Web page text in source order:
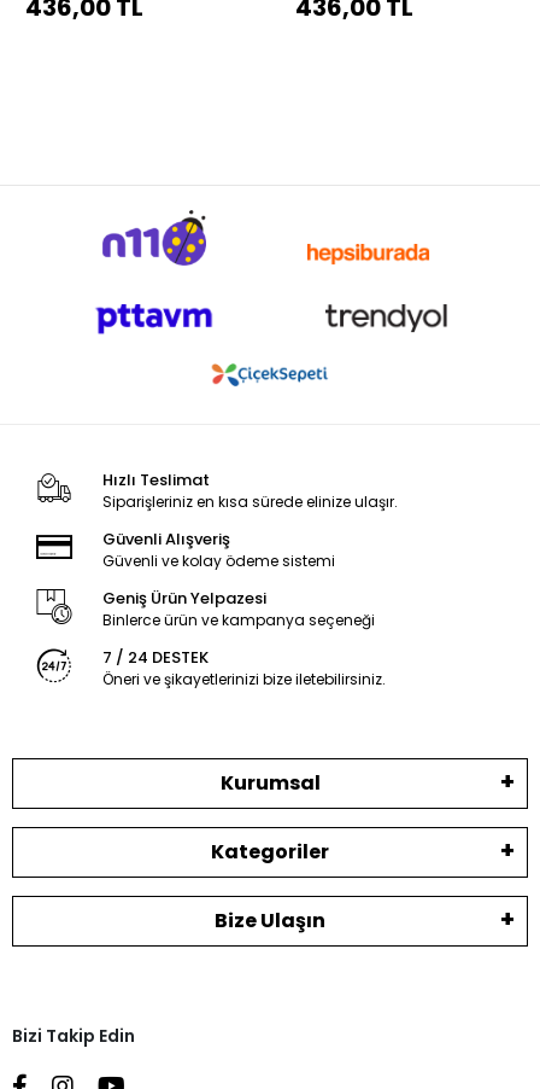
436,00 TL 436,00 TL
Hızlı Teslimat
Siparişleriniz en kısa sürede elinize ulaşır.
Güvenli Alışveriş
Güvenli ve kolay ödeme sistemi
Geniş Ürün Yelpazesi
Binlerce ürün ve kampanya seçeneği
7 / 24 DESTEK
Öneri ve şikayetlerinizi bize iletebilirsiniz.
Kurumsal
Kategoriler
Bize Ulaşın
Bizi Takip Edin